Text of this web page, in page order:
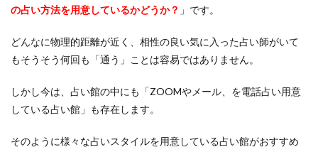
の占い方法を用意しているかどうか？ 」です。
どんなに物理的距離が近く、相性の良い気に入った占い師がいて
もそうそう何回も「通う」ことは容易ではありません。
しかし今は、占い館の中にも「ZOOMやメール、を電話占い用意
している占い館」も存在します。
そのように様々な占いスタイルを用意している占い館がおすすめ